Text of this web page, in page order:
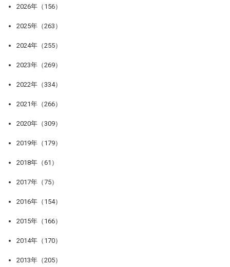
2026年（156）
2025年（263）
2024年（255）
2023年（269）
2022年（334）
2021年（266）
2020年（309）
2019年（179）
2018年（61）
2017年（75）
2016年（154）
2015年（166）
2014年（170）
2013年（205）